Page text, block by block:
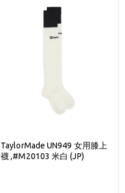
TaylorMade UN949 女用膝上
襪 ,#M20103 米白 (JP)